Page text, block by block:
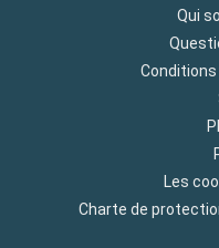
Qui
Les
Charte de